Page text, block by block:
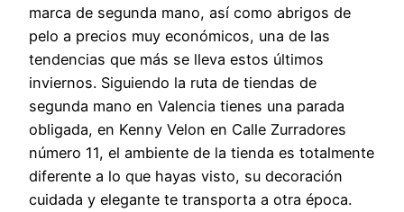
marca de segunda mano, así como abrigos de
pelo a precios muy económicos, una de las
tendencias que más se lleva estos últimos
inviernos. Siguiendo la ruta de tiendas de
segunda mano en Valencia tienes una parada
obligada, en Kenny Velon en Calle Zurradores
número 11, el ambiente de la tienda es totalmente
diferente a lo que hayas visto, su decoración
cuidada y elegante te transporta a otra época.